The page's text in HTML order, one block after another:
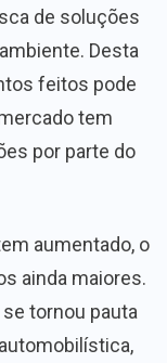
de soluções
Desta
feitos pode
tem
por parte do
aumentado, o
ainda maiores.
tornou pauta